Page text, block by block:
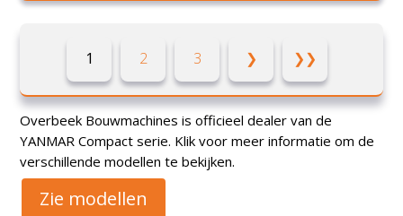
1 2 3 ❯ ❯❯
Overbeek Bouwmachines is officieel dealer van de
YANMAR Compact serie. Klik voor meer informatie om de
verschillende modellen te bekijken.
Zie modellen